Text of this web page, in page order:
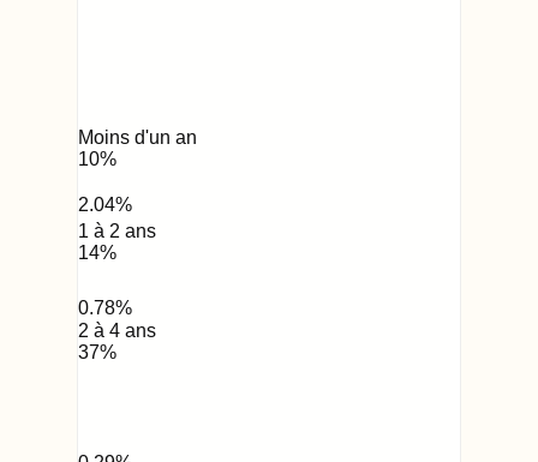
Moins d'un an
10%
2.04%
1 à 2 ans
14%
0.78%
2 à 4 ans
37%